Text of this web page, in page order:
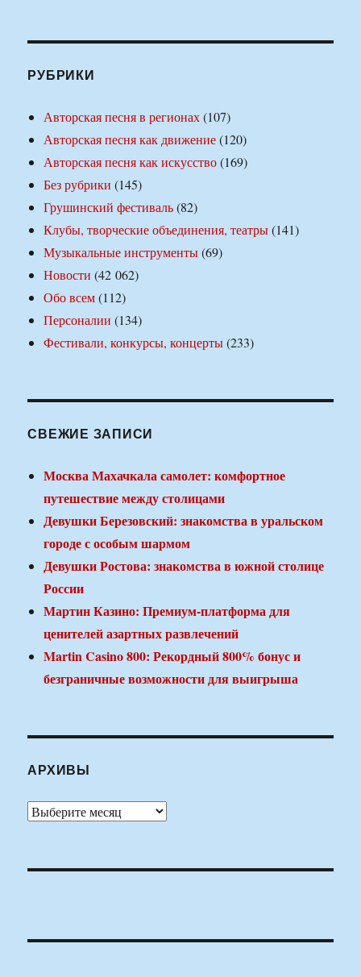
РУБРИКИ
Авторская песня в регионах(107)
Авторская песня как движение(120)
Авторская песня как искусство(169)
Без рубрики (145)
Грушинский фестиваль(82)
Клубы, творческие объединения, театры(141)
Музыкальные инструменты(69)
Новости (42 062)
Обо всем(112)
Персоналии (134)
Фестивали, конкурсы, концерты(233)
СВЕЖИЕ ЗАПИСИ
Москва Махачкала самолет: комфортное
путешествие между столицами
Девушки Березовский: знакомства в уральском
городе с особым шармом
Девушки Ростова: знакомства в южной столице
России
Мартин Казино: Премиум-платформа для
ценителей азартных развлечений
Martin Casino 800: Рекордный 800% бонус и
безграничные возможности для выигрыша
АРХИВЫ
Архивы